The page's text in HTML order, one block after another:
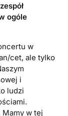
ogóle
w
cet, ale tylko
i
ludzi
w tej